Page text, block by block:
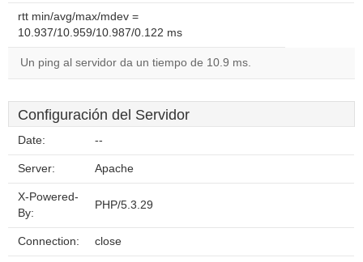
rtt min/avg/max/mdev =
10.937/10.959/10.987/0.122 ms
Un ping al servidor da un tiempo de 10.9 ms.
Configuración del Servidor
Date: --
Server: Apache
X-Powered-
By:
PHP/5.3.29
Connection: close